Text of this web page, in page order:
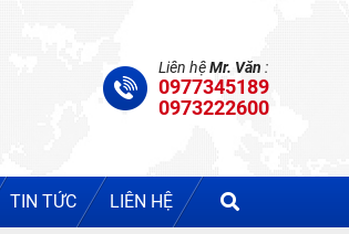
Liên hệMr. Văn :
0977345189
0973222600
TIN TỨC LIÊN HỆ